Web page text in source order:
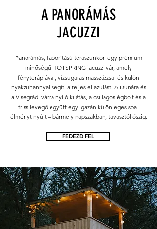
A PANORÁMÁS
JACUZZI
Panorámás, faborítású teraszunkon egy prémium
minőségű HOTSPRING jacuzzi vár, amely
fényterápiával, vízsugaras masszázzsal és külön
nyakzuhannyal segíti a teljes ellazulást. A Dunára és
a Visegrádi várra nyíló kilátás, a csillagos égbolt és a
friss levegő együtt egy igazán különleges spa-
élményt nyújt – bármely napszakban, tavasztól őszig.
FEDEZD FEL